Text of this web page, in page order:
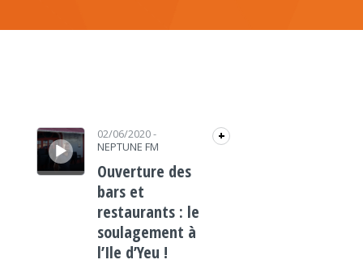
Lecteur audio 02/06/2020-
NEPTUNE FM
+
Ouverture des
bars et
restaurants : le
soulagement à
l’Ile d’Yeu !